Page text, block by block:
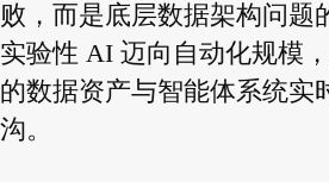
败，而是底层数据架构问题
实验性 AI 迈向自动化规模
的数据资产与智能体系统实
沟。